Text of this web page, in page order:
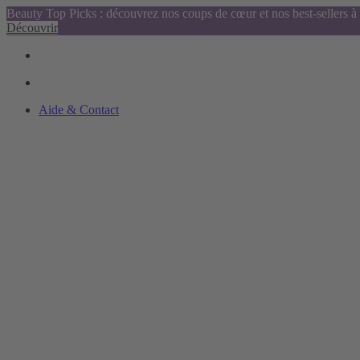
Beauty Top Picks : découvrez nos coups de cœur et nos best-sellers
Découvrir
Aide & Contact